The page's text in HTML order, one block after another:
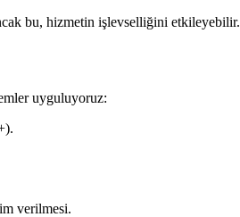
bu, hizmetin işlevselliğini etkileyebilir.
uyguluyoruz:
verilmesi.